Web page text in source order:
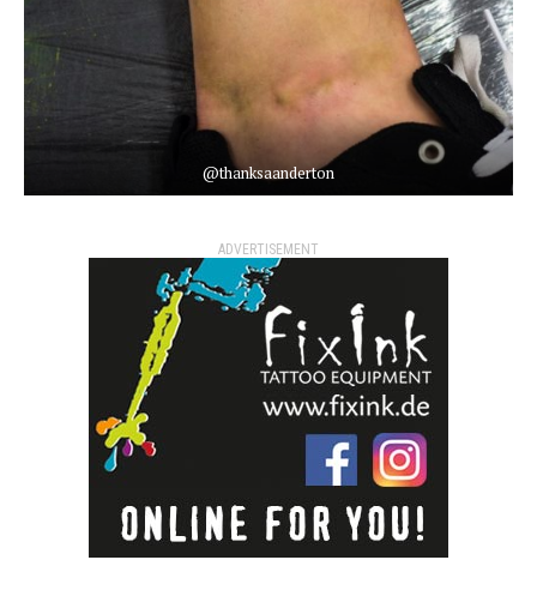
@thanksaanderton
ADVERTISEMENT